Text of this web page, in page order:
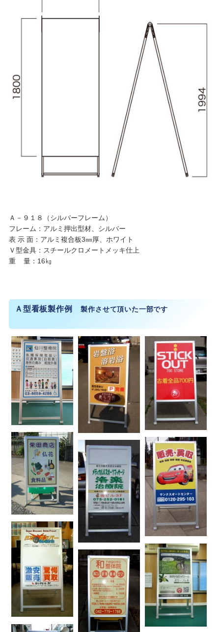
Ａ－９１８（シルバーフレーム）
フレーム：アルミ押出型材、シルバー
表 示 面：アルミ複合板3㎜厚、ホワイト
Ｖ型金具：スチールクロメートメッキ仕上
重 量：16㎏
Ａ型看板製作例製作させて頂いた一部です